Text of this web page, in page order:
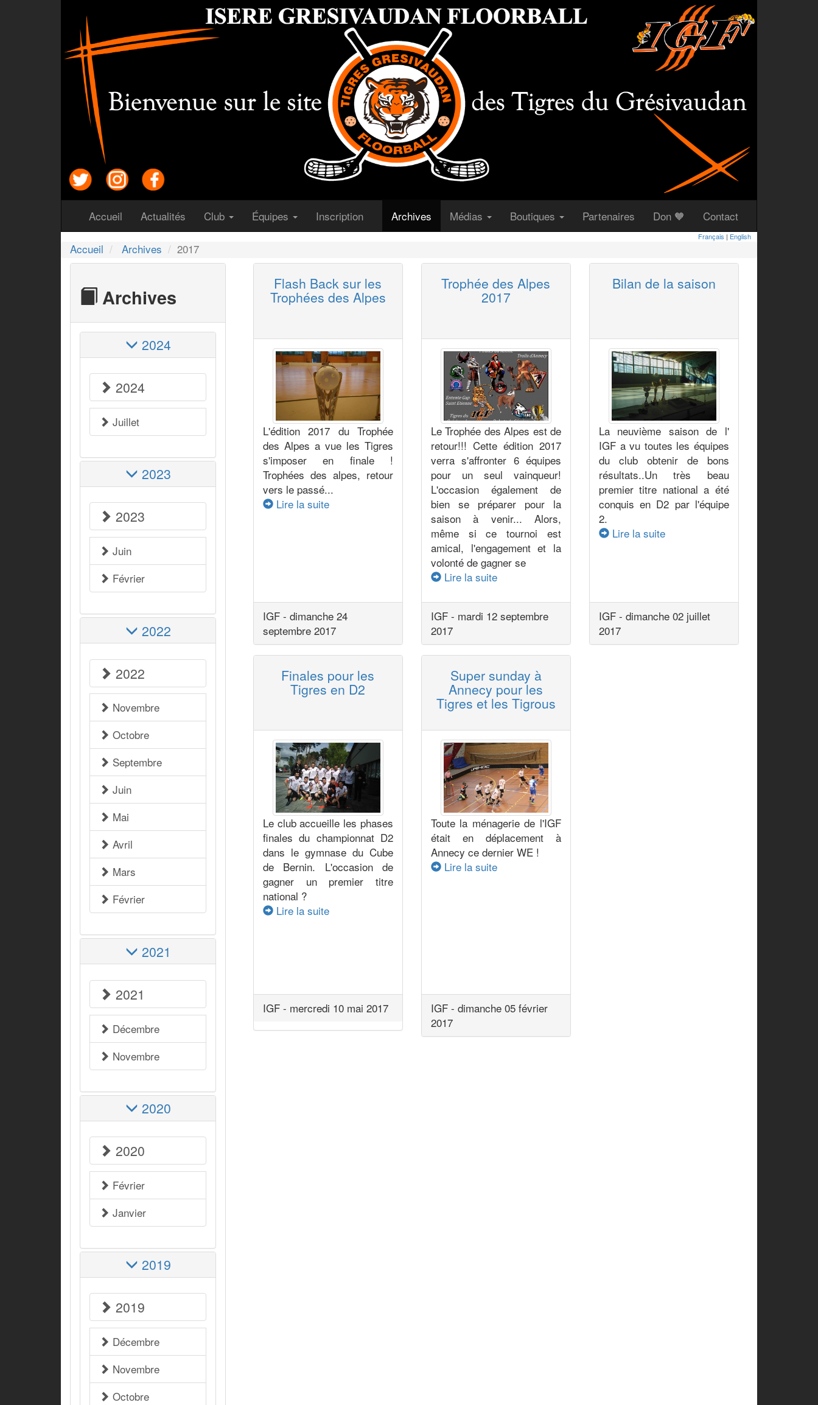
Accueil (courant)
Actualités (courant)
Club Équipes Inscription(courant)Archives (courant)
Médias Boutiques Partenaires (courant)
Don 🧡 (courant)
Contact(courant)
Français | English
Accueil Archives 2017
Flash Back sur les
Trophées des Alpes
L'édition 2017 du Trophée
des Alpes a vue les Tigres
s'imposer en finale !
Trophées des alpes, retour
vers le passé...
Lire la suite
IGF - dimanche 24
septembre 2017
Trophée des Alpes
2017
Le Trophée des Alpes est de
retour!!! Cette édition 2017
verra s'affronter 6 équipes
pour un seul vainqueur!
L'occasion également de
bien se préparer pour la
saison à venir... Alors,
même si ce tournoi est
amical, l'engagement et la
volonté de gagner se
Lire la suite
IGF - mardi 12 septembre
2017
Bilan de la saison
La neuvième saison de l'
IGF a vu toutes les équipes
du club obtenir de bons
résultats..Un très beau
premier titre national a été
conquis en D2 par l'équipe
2.
Lire la suite
IGF - dimanche 02 juillet
2017
Finales pour les
Tigres en D2
Le club accueille les phases
finales du championnat D2
dans le gymnase du Cube
de Bernin. L'occasion de
gagner un premier titre
national ?
Lire la suite
IGF - mercredi 10 mai 2017
Super sunday à
Annecy pour les
Tigres et les Tigrous
Toute la ménagerie de l'IGF
était en déplacement à
Annecy ce dernier WE !
Lire la suite
IGF - dimanche 05 février
2017
Archives
2024
2024
Juillet
2023
2023
Juin
Février
2022
2022
Novembre
Octobre
Septembre
Juin
Mai
Avril
Mars
Février
2021
2021
Décembre
Novembre
2020
2020
Février
Janvier
2019
2019
Décembre
Novembre
Octobre